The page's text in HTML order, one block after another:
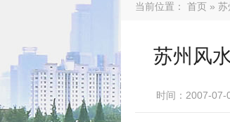
当前位置： 首页 »
苏州风
时间：2007-07-